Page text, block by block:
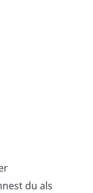
du als